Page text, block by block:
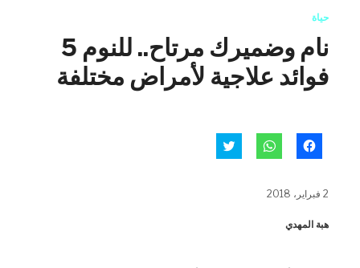
حياة
نام وضميرك مرتاح.. للنوم 5
فوائد علاجية لأمراض مختلفة
للمشاركة
في
للمشاركة
2 فبراير، 2018
هبة المهدي